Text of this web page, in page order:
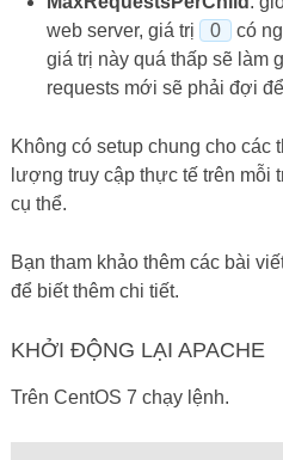
web server, giá trị
0
có
giá trị này quá thấp sẽ làm
requests mới sẽ phải đợi
Không có setup chung cho các
lượng truy cập thực tế trên mỗi
cụ thể.
Bạn tham khảo thêm các bài
để biết thêm chi tiết.
KHỞI ĐỘNG LẠI APACHE
Trên CentOS 7 chạy lệnh.